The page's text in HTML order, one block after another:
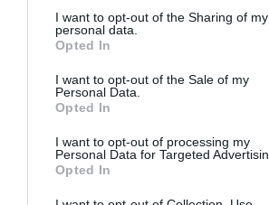
I want to opt-out of the Sharing of my
personal data.
Opted In
I want to opt-out of the Sale of my
Personal Data.
Opted In
I want to opt-out of processing my
Personal Data for Targeted
Opted In
personalului de specialitate şi alte
operaţionalizarea oficiului.
Cu toate acestea, ceea ce a fost
Ministerul Afacerilor Externe m-a
una dintre priorităţi zero de la
timp cetăţenii români din Sardinia
consulatul lor, pe insulă, la Cagliari.